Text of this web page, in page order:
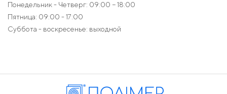
Понедельник - Четверг: 09:00 − 18:00
Пятница: 09:00 - 17:00
Суббота - воскресенье: выходной